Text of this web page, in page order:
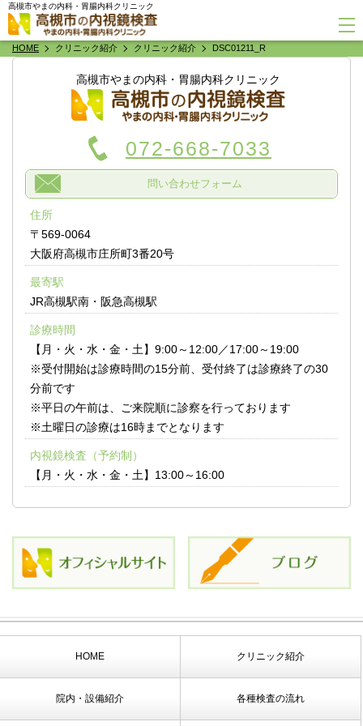
高槻市やまの内科・胃腸内科クリニック
HOME クリニック紹介 クリニック紹介 DSC01211_R
高槻市やまの内科・胃腸内科クリニック
072-668-7033
問い合わせフォーム
住所
〒569-0064
大阪府高槻市庄所町3番20号
最寄駅
JR高槻駅南・阪急高槻駅
診療時間
【月・火・水・金・土】9:00～12:00／17:00～19:00
※受付開始は診療時間の15分前、受付終了は診療終了の30
分前です
※平日の午前は、ご来院順に診察を行っております
※土曜日の診療は16時までとなります
内視鏡検査（予約制）
【月・火・水・金・土】13:00～16:00
HOME クリニック紹介
院内・設備紹介 各種検査の流れ